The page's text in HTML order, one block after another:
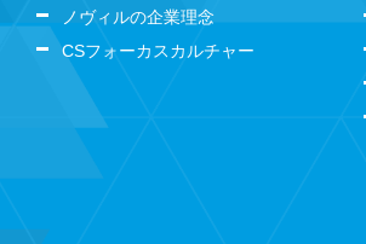
ノヴィルの企業理念
CSフォーカスカルチャー